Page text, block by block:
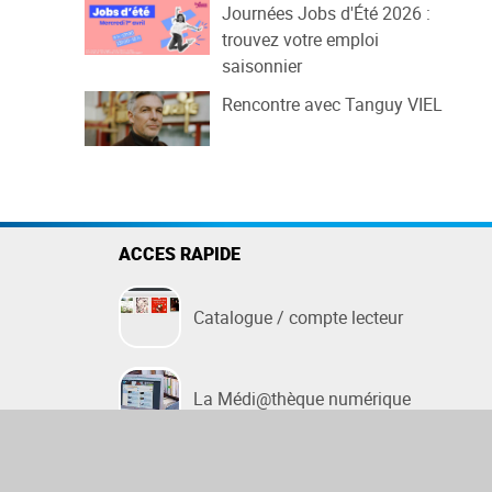
Journées Jobs d'Été 2026 :
trouvez votre emploi
saisonnier
Rencontre avec Tanguy VIEL
ACCES RAPIDE
Catalogue / compte lecteur
La Médi@thèque numérique